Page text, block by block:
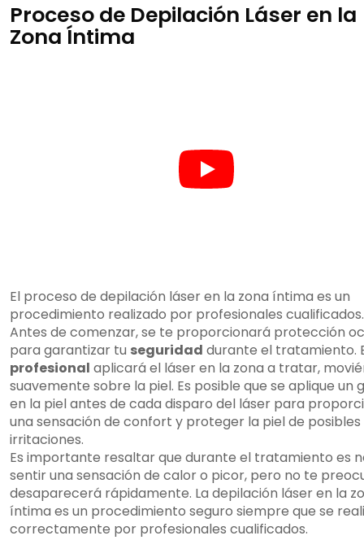
Proceso de Depilación Láser en la
Zona Íntima
El proceso de depilación láser en la zona íntima es un
procedimiento realizado por profesionales cualificados.
Antes de comenzar, se te proporcionará protección
para garantizar tu seguridad durante el tratamiento.
profesional aplicará el láser en la zona a tratar,
suavemente sobre la piel. Es posible que se aplique un
en la piel antes de cada disparo del láser para
una sensación de confort y proteger la piel de posibles
irritaciones.
Es importante resaltar que durante el tratamiento es
sentir una sensación de calor o picor, pero no te
desaparecerá rápidamente. La depilación láser en la
íntima es un procedimiento seguro siempre que se
correctamente por profesionales cualificados.